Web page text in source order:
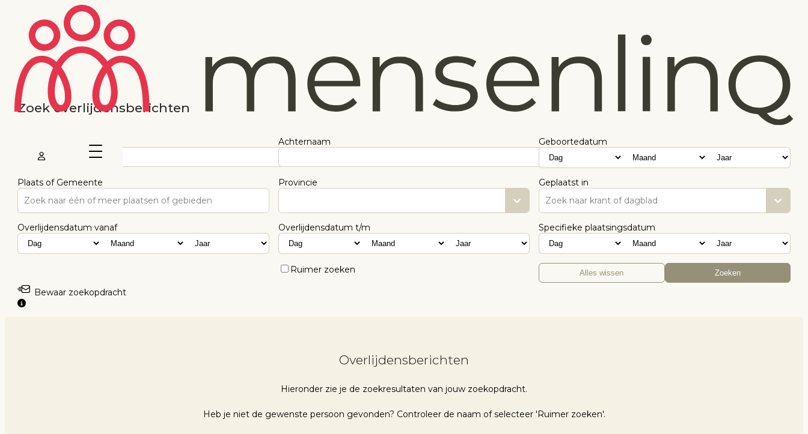
Zoek overlijdensberichten
Achternaam
Geplaatst in
Zoek naar krant of dagblad
Plaats of Gemeente
Zoek naar één of meer plaatsen of gebieden
Provincie
Geboortedatum
Specifieke plaatsingsdatum
Overlijdensdatum vanaf Overlijdensdatum t/m
Ruimer zoeken Alles wissen Zoeken
Bewaar zoekopdracht
Overlijdensberichten
Hieronder zie je de zoekresultaten van jouw zoekopdracht.
Heb je niet de gewenste persoon gevonden? Controleer de naam of selecteer 'Ruimer zoeken'.